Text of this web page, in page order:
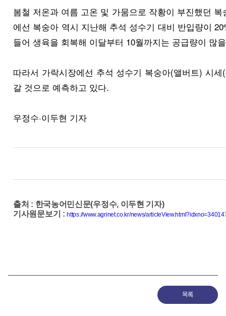
봄철 저온과 여름 고온 및 가뭄으로 작황이 부진했던
에선 복숭아 역시 지난해 추석 성수기 대비 반입량이
들어 생육을 회복해 이달부터 10월까지는 공급량이 많
따라서 가락시장에선 추석 성수기 복숭아(앨버트) 시
갈 것으로 예측하고 있다.
우정수·이두현 기자
출처 : 한국농어민신문(우정수, 이두현 기자)
기사원문보기 :https://www.agrinet.co.kr/news/
목록